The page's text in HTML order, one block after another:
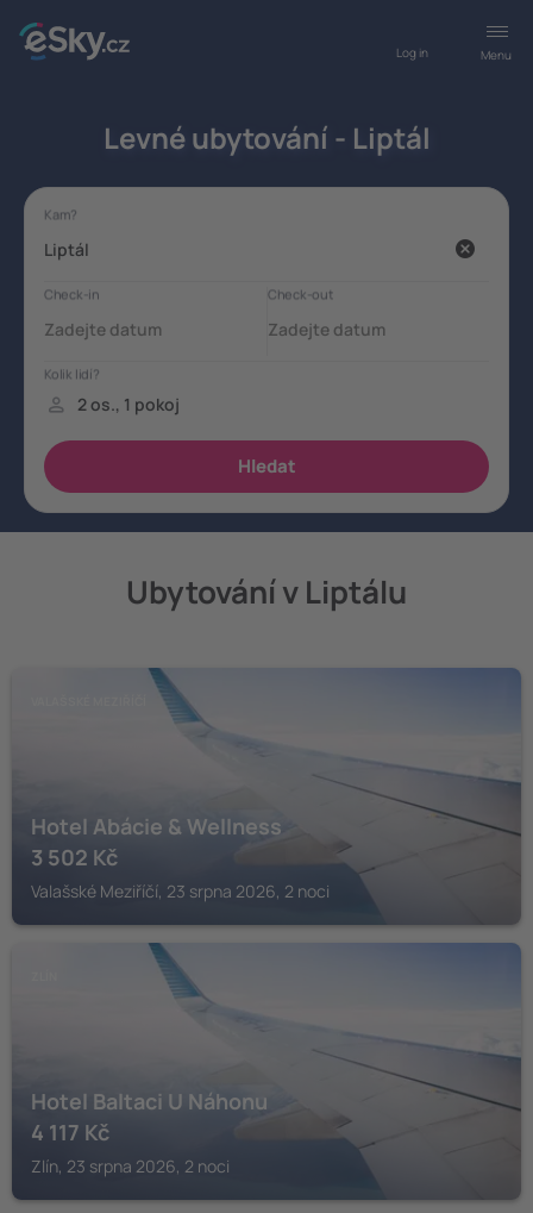
Menu
Log in
Levné ubytování - Liptál
Ubytování v Liptálu
Hotel Abácie & Wellness
3 502 Kč
Valašské Meziříčí, 23 srpna 2026, 2 noci
Hotel Baltaci U Náhonu
4 117 Kč
Zlín, 23 srpna 2026, 2 noci